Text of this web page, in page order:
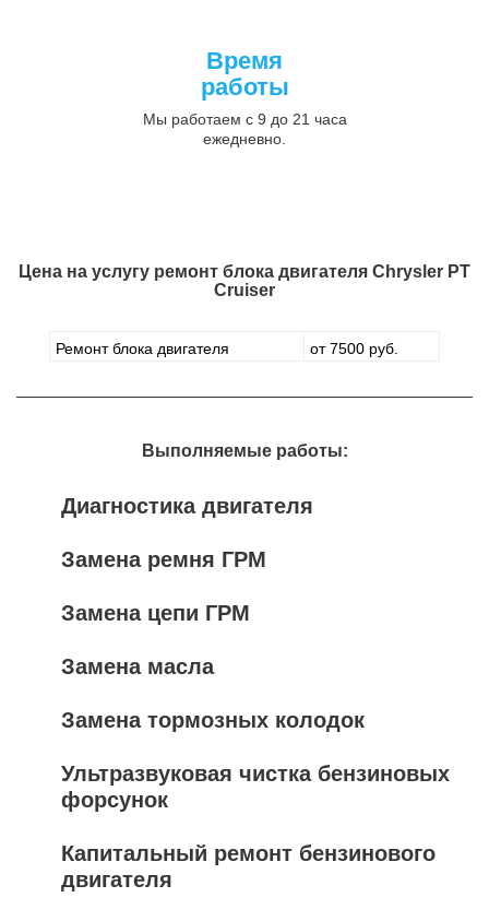
Время
работы
Мы работаем с 9 до 21 часа
ежедневно.
Цена на услугу ремонт блока двигателя Chrysler PT
Cruiser
Ремонт блока двигателя от 7500 руб.
Выполняемые работы:
Диагностика двигателя
Замена ремня ГРМ
Замена цепи ГРМ
Замена масла
Замена тормозных колодок
Ультразвуковая чистка бензиновых
форсунок
Капитальный ремонт бензинового
двигателя